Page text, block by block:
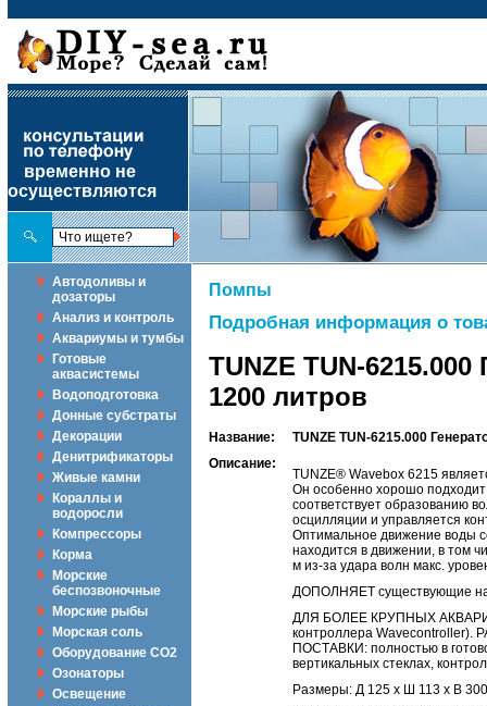
временно не
осуществляются
Автодоливы и
дозаторы
Анализ и контроль
Аквариумы и тумбы
Готовые
аквасистемы
Водоподготовка
Донные субстраты
Декорации
Денитрификаторы
Живые камни
Кораллы и
водоросли
Компрессоры
Корма
Морские
беспозвоночные
Морские рыбы
Морская соль
Оборудование CO2
Озонаторы
Освещение
Помпы
Подробная информация о
TUNZE TUN-
1200 литров
Название:
TUNZE TUN-6215.000
Описание:
TUNZE® Wavebox 6215
Он особенно хорошо
соответствует образованию
осцилляции и управляется
Оптимальное движение воды
находится в движении, в том
м из-за удара волн макс.
ДОПОЛНЯЕТ существующие
ДЛЯ БОЛЕЕ КРУПНЫХ
контроллера
ПОСТАВКИ: полностью в
вертикальных стеклах,
Размеры: Д 125 x Ш 113 x В